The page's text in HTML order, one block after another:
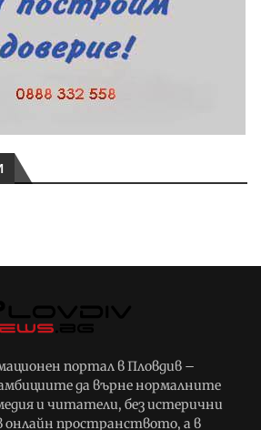
портал в Пловдив –
да върне нормалните
и читатели, без истерични
онлайн пространството, а в